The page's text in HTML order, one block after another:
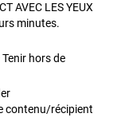
AVEC LES YEUX
minutes.
hors de
contenu/récipient